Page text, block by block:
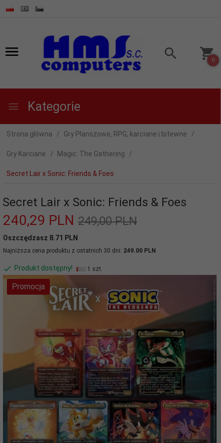
0
Kategorie
Strona główna Gry Planszowe, RPG, karciane i bitewne
Gry Karciane Magic: The Gathering
Secret Lair x Sonic: Friends & Foes
Secret Lair x Sonic: Friends & Foes
240,29 PLN 249,00 PLN
Oszczędzasz 8.71 PLN
Najniższa cena produktu z ostatnich 30 dni: 249.00 PLN
Produkt dostępny! 1 szt.
Promocja